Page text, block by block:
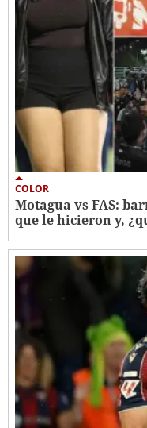
COLOR
Motagua vs FAS:
que le hicieron y,